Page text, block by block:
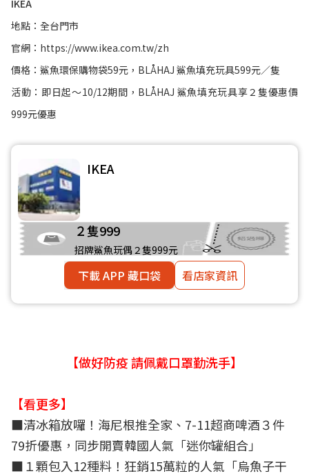
IKEA
地點：全台門市
官網： https://www.ikea.com.tw/zh
價格：鯊魚環保購物袋59元，BLÅHAJ 鯊魚填充玩具599元／隻
活動：即日起～10/12期間，BLÅHAJ 鯊魚填充玩具享２隻優惠價
999元優惠
IKEA
２隻999
招牌鯊魚玩偶２隻999元
下載 APP 藏口袋 看店家資訊
【做好防疫 請佩戴口罩勤洗手】
【看更多】
■清冰箱放囉！海尼根推全家、7-11超商啤酒３件
79折優惠，同步開賣韓國人氣「迷你罐組合」
■１顆包入12種料！狂銷15萬粒的人氣「烏魚子干